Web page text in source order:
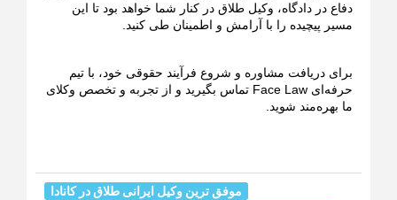
دفاع در دادگاه، وکیل طلاق در کنار شما خواهد بود تا این
مسیر پیچیده را با آرامش و اطمینان طی کنید.
برای دریافت مشاوره و شروع فرآیند حقوقی خود، با تیم
حرفه‌ای Face Law تماس بگیرید و از تجربه و تخصص وکلای
ما بهره‌مند شوید.
موفق ترین وکیل ایرانی طلاق در کانادا